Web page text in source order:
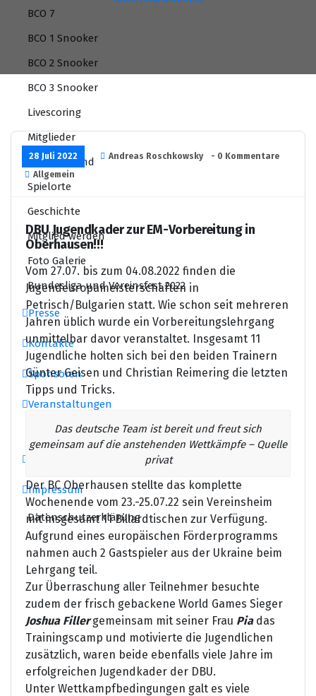
BCO 7
BCO 1 Snooker
BCO 2 Snooker
BCO 3 Snooker
Livescoring
Mitglieder
BCO Vorstand
Spielorte
Geschichte
Mitglied werden
Foto Galerie
Bundesliga und Vereinsfest 2022
Presse
Kontakte
Sponsoren
Veranstaltungen
Turniere
Impressum
Datenschutzerklärung
28 Juli 2022 Andreas Roschkowsky
- 0 Kommentare
Allgemein
DBU Jugendkader zur EM-Vorbereitung in
Oberhausen!!!
Vom 27.07. bis zum 04.08.2022 finden die
Jugendeuropameisterschaften in
Petrisch/Bulgarien statt. Wie schon seit mehreren
Jahren üblich wurde ein Vorbereitungslehrgang
unmittelbar davor veranstaltet. Insgesamt 11
Jugendliche holten sich bei den beiden Trainern
Günter Geisen und Christian Reimering die letzten
Tipps und Tricks.
Das deutsche Team ist bereit und freut sich
gemeinsam auf die anstehenden Wettkämpfe – Quelle
privat
Der BC Oberhausen stellte das komplette
Wochenende vom 23.-25.07.22 sein Vereinsheim
mit insgesamt 11 Billardtischen zur Verfügung.
Aufgrund eines europäischen Förderprogramms
nahmen auch 2 Gastspieler aus der Ukraine beim
Lehrgang teil.
Zur Überraschung aller Teilnehmer besuchte
zudem der frisch gebackene World Games Sieger
Joshua Fillergemeinsam mit seiner Frau Piadas
Trainingscamp und motivierte die Jugendlichen
zusätzlich, waren beide ebenfalls viele Jahre im
erfolgreichen Jugendkader der DBU.
Unter Wettkampfbedingungen galt es viele